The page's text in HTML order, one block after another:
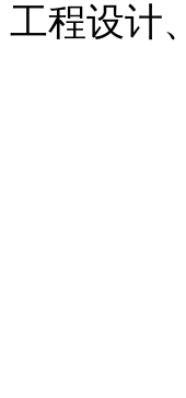
工程设计